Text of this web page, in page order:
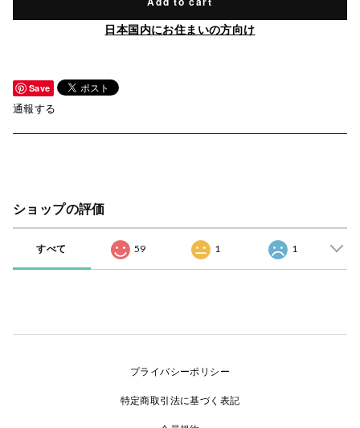
日本国内にお住まいの方向け
Save
通報する
ショップの評価
すべて 59 1 1
プライバシーポリシー
特定商取引法に基づく表記